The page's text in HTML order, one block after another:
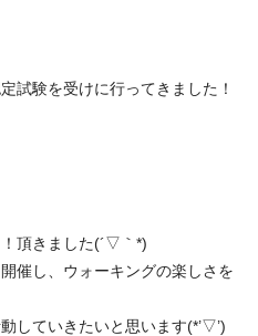
試験を受けに行ってきました！
頂きました(´▽｀*)
催し、ウォーキングの楽しさを
していきたいと思います(*’▽’)